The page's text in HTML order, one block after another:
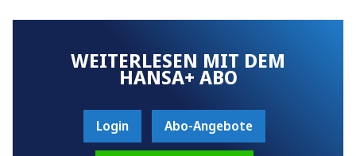
WEITERLESEN MIT DEM
HANSA+ ABO
Login Abo-Angebote